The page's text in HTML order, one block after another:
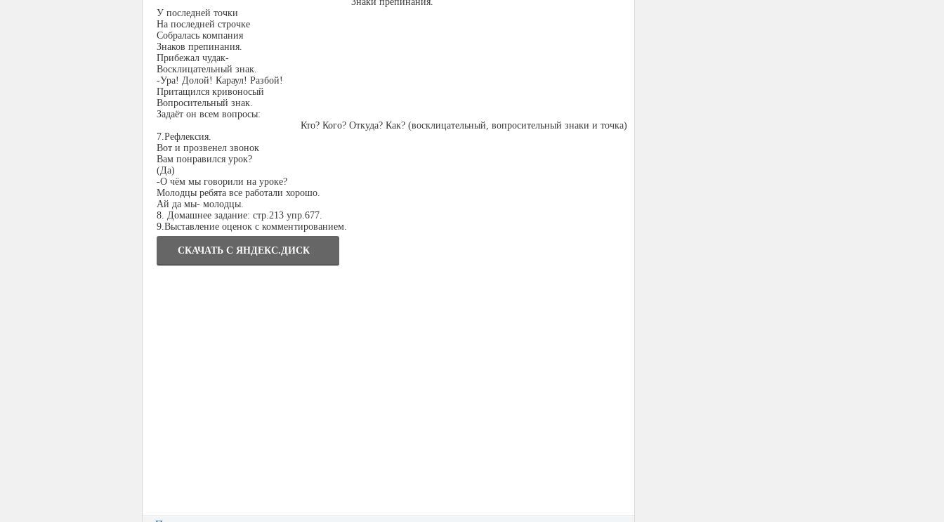
У последней точки
На последней строчке
Собралась компания
Знаков препинания.
Прибежал чудак-
Восклицательный знак.
-Ура! Долой! Караул! Разбой!
Притащился кривоносый
Вопросительный знак.
Задаёт он всем вопросы:
Кто? Кого? Откуда? Как? (восклицательный, вопросительный знаки и точка)
7.Рефлексия.
Вот и прозвенел звонок
Вам понравился урок?
(Да)
-О чём мы говорили на уроке?
Молодцы ребята все работали хорошо.
Ай да мы- молодцы.
8. Домашнее задание: стр.213 упр.677.
9.Выставление оценок с комментированием.
СКАЧАТЬ C ЯНДЕКС.ДИСК